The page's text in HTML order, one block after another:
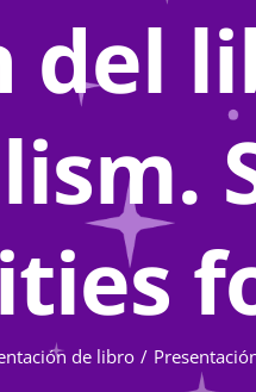
del
de libro